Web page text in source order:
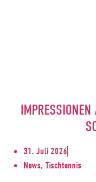
31. Juli 2026
News, Tischtennis